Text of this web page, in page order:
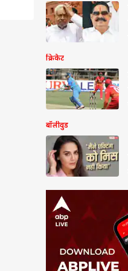
क्रिकेट
बॉलीवुड
'बंटवारा 1947' से
कर रहीं प्रीति जिंटा,
'टॉर्चर' को लेकर
ध्यान दें, इन फसलों
ज्यादा मुनाफा